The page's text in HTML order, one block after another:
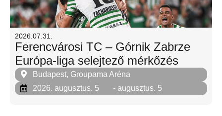
2026.07.31.
Ferencvárosi TC – Górnik Zabrze
Európa-liga selejtező mérkőzés
Budapest, Groupama Aréna
2026. augusztus. 5
- augusztus. 5